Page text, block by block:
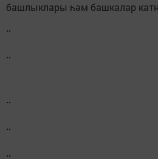
башлыклары һәм башкалар